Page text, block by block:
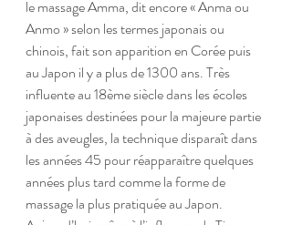
le massage Amma, dit encore « Anma ou
Anmo » selon les termes japonais ou
chinois, fait son apparition en Corée puis
au Japon il y a plus de 1300 ans. Très
influente au 18ème siècle dans les écoles
japonaises destinées pour la majeure partie
à des aveugles, la technique disparaît dans
les années 45 pour réapparaître quelques
années plus tard comme la forme de
massage la plus pratiquée au Japon.